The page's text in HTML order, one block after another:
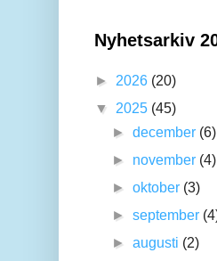
Nyhetsarkiv
► 2026 (20)
▼ 2025 (45)
►december (6)
► november (4)
►oktober (3)
►september
►augusti (2)